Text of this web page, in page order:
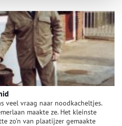
veel vraag naar noodkacheltjes.
maakte ze. Het kleinste
zo’n van plaatijzer gemaakte